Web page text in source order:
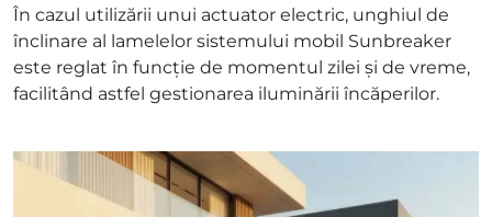
În cazul utilizării unui actuator electric, unghiul de
înclinare al lamelelor sistemului mobil Sunbreaker
este reglat în funcție de momentul zilei și de vreme,
facilitând astfel gestionarea iluminării încăperilor.